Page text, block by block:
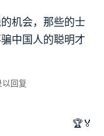
机会，那些的士
中国人的聪明才
以回复
🏆🏅